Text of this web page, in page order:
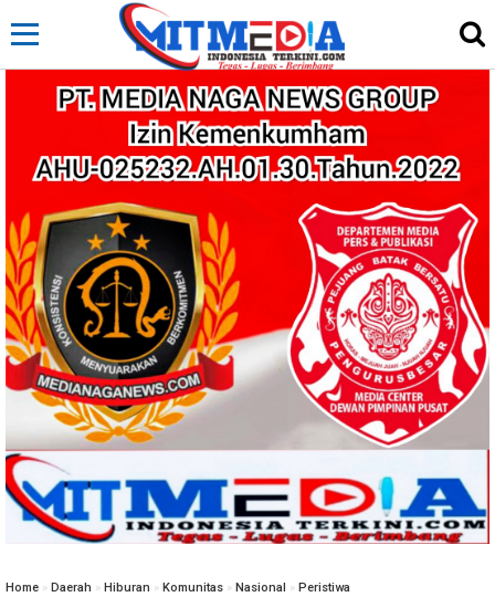
Home » Daerah » Hiburan » Komunitas » Nasional » Peristiwa